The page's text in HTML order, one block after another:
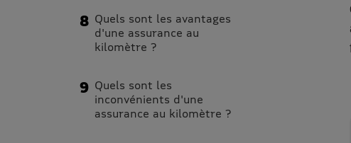
Quels sont les avantages
d'une assurance au
kilomètre ?
Quels sont les
inconvénients d'une
assurance au kilomètre ?